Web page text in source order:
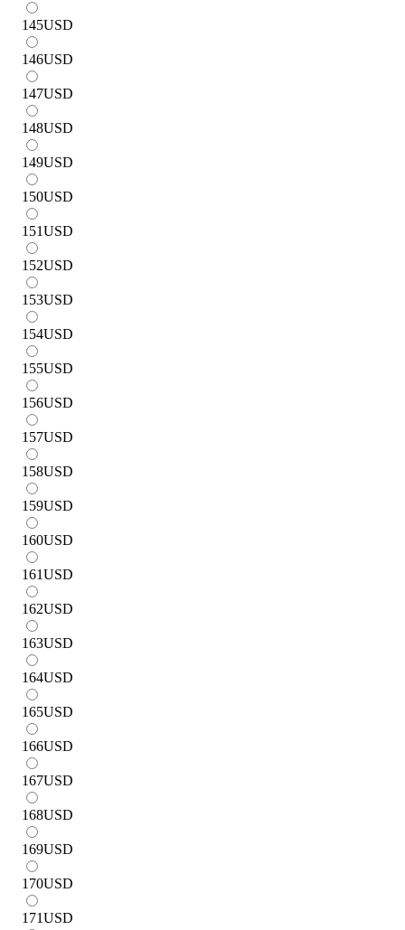
145USD
146USD
147USD
148USD
149USD
150USD
151USD
152USD
153USD
154USD
155USD
156USD
157USD
158USD
159USD
160USD
161USD
162USD
163USD
164USD
165USD
166USD
167USD
168USD
169USD
170USD
171USD